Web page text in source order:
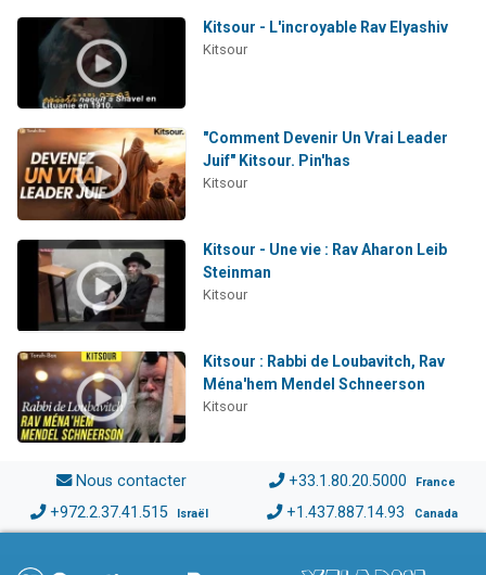
Kitsour - L'incroyable Rav Elyashiv
Kitsour
"Comment Devenir Un Vrai Leader
Juif" Kitsour. Pin'has
Kitsour
Kitsour - Une vie : Rav Aharon Leib
Steinman
Kitsour
Kitsour : Rabbi de Loubavitch, Rav
Ména'hem Mendel Schneerson
Kitsour
Nous contacter +33.1.80.20.5000 France
+972.2.37.41.515 Israël +1.437.887.14.93 Canada